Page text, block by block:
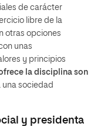
de carácter
libre de la
otras opciones
unas
y principios
la disciplina son
una sociedad
y presidenta